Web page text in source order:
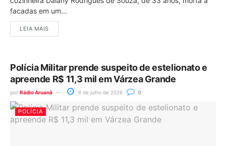
facadas em um...
LEIA MAIS
Polícia Militar prende suspeito de estelionato e
apreende R$ 11,3 mil em Várzea Grande
por Rádio Aruanã 8 de julho de 2026 0
POLÍCIA